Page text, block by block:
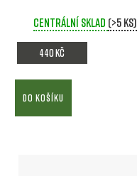
Centrální sklad (>5 ks)
440 Kč
DO KOŠÍKU